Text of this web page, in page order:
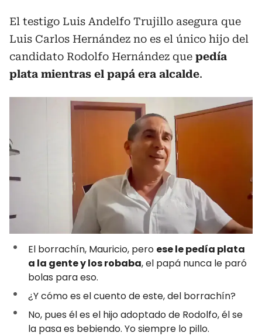
El testigo Luis Andelfo Trujillo asegura que
Luis Carlos Hernández no es el único hijo del
candidato Rodolfo Hernández que pedía
plata mientras el papá era alcalde.
El borrachín, Mauricio, pero ese le pedía plata
a la gente y los robaba, el papá nunca le paró
bolas para eso.
¿Y cómo es el cuento de este, del borrachín?
No, pues él es el hijo adoptado de Rodolfo, él se
la pasa es bebiendo. Yo siempre lo pillo.